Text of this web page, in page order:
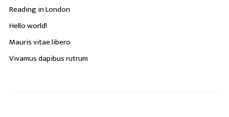
Reading in London
Hello world!
Mauris vitae libero
Vivamus dapibus rutrum